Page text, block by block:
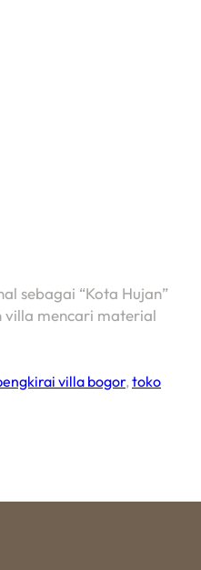
sebagai “Kota Hujan”
villa mencari material
villa bogor,toko